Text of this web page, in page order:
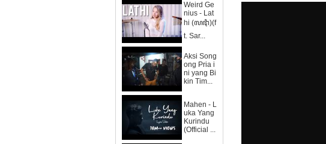
Weird Ge
nius - Lat
hi (ꦭꦛꦶ)(f
t. Sar...
Aksi Song
ong Pria i
ni yang Bi
kin Tim...
Mahen - L
uka Yang
Kurindu
(Official ...